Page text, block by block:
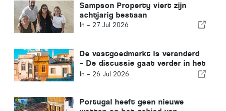
Sampson Property viert zijn
achtjarig bestaan
In - 27 Jul 2026
De vastgoedmarkt is veranderd
– De discussie gaat verder in het
verleden
In - 26 Jul 2026
Portugal heeft geen nieuwe